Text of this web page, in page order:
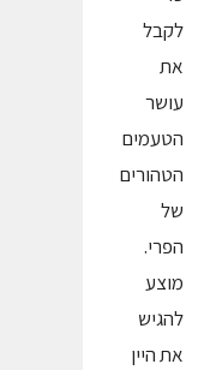
לקבל
את
עושר
הטעמים
הטהורים
של
הפרי.
מוצע
להגיש
את היין